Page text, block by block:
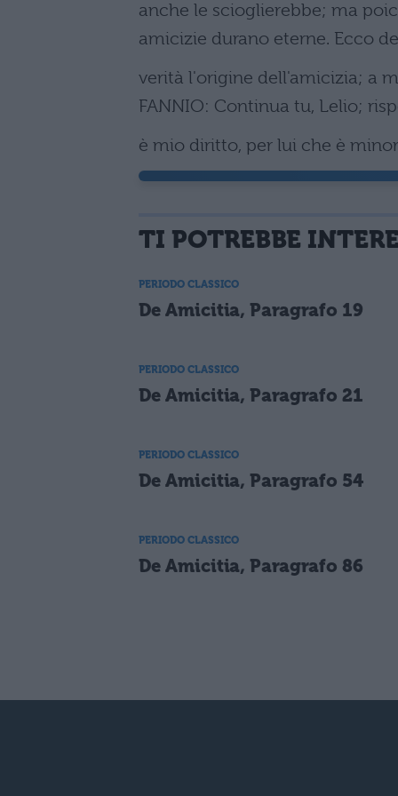
anche le scioglierebbe; ma
amicizie durano eterne. Ecco
verità l'origine dell'amicizia; a
FANNIO: Continua tu, Lelio;
è mio diritto, per lui che è
TI POTREBBE
PERIODO CLASSICO
De Amicitia, Paragrafo 19
PERIODO CLASSICO
De Amicitia, Paragrafo 21
PERIODO CLASSICO
De Amicitia, Paragrafo 54
PERIODO CLASSICO
De Amicitia, Paragrafo 86